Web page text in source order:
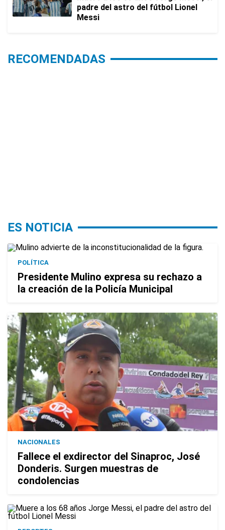
padre del astro del fútbol Lionel
Messi
RECOMENDADAS
ES NOTICIA
POLÍTICA
Presidente Mulino expresa su rechazo a
la creación de la Policía Municipal
NACIONALES
Fallece el exdirector del Sinaproc, José
Donderis. Surgen muestras de
condolencias